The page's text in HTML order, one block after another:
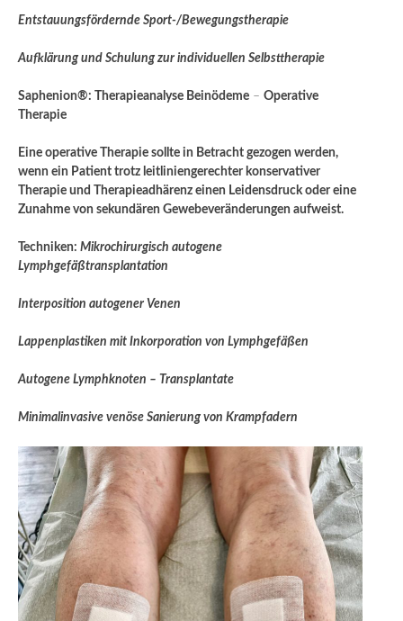
Entstauungsfördernde Sport-/Bewegungstherapie
Aufklärung und Schulung zur individuellen Selbsttherapie
Saphenion®: Therapieanalyse Beinödeme – Operative
Therapie
Eine operative Therapie sollte in Betracht gezogen werden,
wenn ein Patient trotz leitliniengerechter konservativer
Therapie und Therapieadhärenz einen Leidensdruck oder eine
Zunahme von sekundären Gewebeveränderungen aufweist.
Techniken: Mikrochirurgisch autogene
Lymphgefäßtransplantation
Interposition autogener Venen
Lappenplastiken mit Inkorporation von Lymphgefäßen
Autogene Lymphknoten – Transplantate
Minimalinvasive venöse Sanierung von Krampfadern